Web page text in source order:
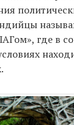
где в